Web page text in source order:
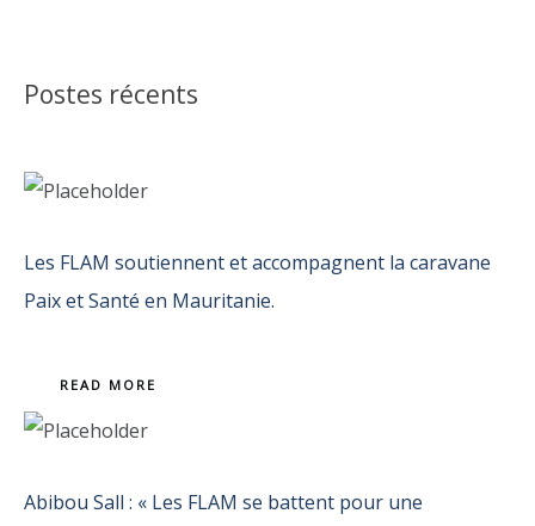
Postes récents
Les FLAM soutiennent et accompagnent la caravane
Paix et Santé en Mauritanie.
READ MORE
Abibou Sall : « Les FLAM se battent pour une